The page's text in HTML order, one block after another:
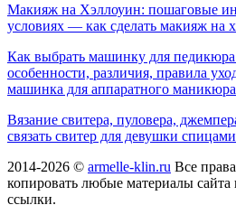
Макияж на Хэллоуин: пошаговые
условиях — как сделать макияж на
Как выбрать машинку для
особенности, различия, правила
машинка для аппаратного
Вязание свитера, пуловера,
связать свитер для девушки
2014-2026 © armelle-klin.ru Все
копировать любые материалы
ссылки.